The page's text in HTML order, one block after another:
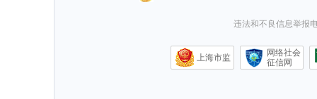
违法和不良信息举报
上海市监
网络社会
征信网